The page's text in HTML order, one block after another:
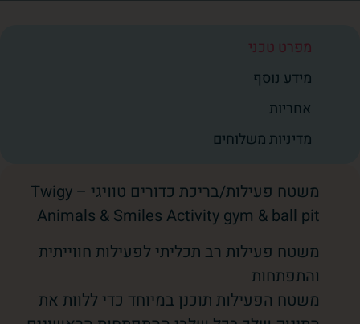
מפרט טכני
מידע נוסף
אחריות
מדיניות משלוחים
משטח פעילות/בריכת כדורים טוויגי – Twigy
Animals & Smiles Activity gym & ball pit
משטח פעילות רב תכליתי לפעילות חווייתית
והתפתחות
משטח הפעילות תוכנן במיוחד כדי ללוות את